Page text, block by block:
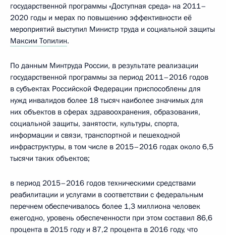
государственной программы «Доступная среда» на 2011–
2020 годы и мерах по повышению эффективности её
мероприятий выступил Министр труда и социальной защиты
Максим Топилин.
По данным Минтруда России, в результате реализации
государственной программы за период 2011–2016 годов
в субъектах Российской Федерации приспособлены для
нужд инвалидов более 18 тысяч наиболее значимых для
них объектов в сферах здравоохранения, образования,
социальной защиты, занятости, культуры, спорта,
информации и связи, транспортной и пешеходной
инфраструктуры, в том числе в 2015–2016 годах около 6,5
тысячи таких объектов;
в период 2015–2016 годов техническими средствами
реабилитации и услугами в соответствии с федеральным
перечнем обеспечивалось более 1,3 миллиона человек
ежегодно, уровень обеспеченности при этом составил 86,6
процента в 2015 году и 87,2 процента в 2016 году, что